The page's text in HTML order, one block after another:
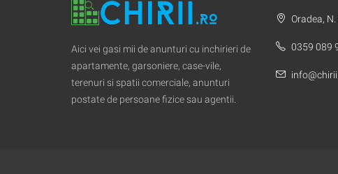
Aici vei gasi mii de anunturi cu inchirieri de
apartamente, garsoniere, case-vile,
terenuri si spatii comerciale, anunturi
postate de persoane fizice sau agentii.
Oradea,
0359 089